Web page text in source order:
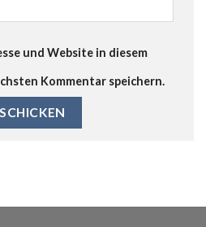
und Website in diesem
Kommentar speichern.